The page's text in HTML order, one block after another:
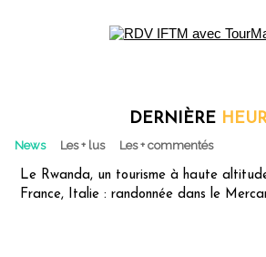
DERNIÈRE
News Les + lus Les + commentés
Le Rwanda, un tourisme à haute
France, Italie : randonnée dans le